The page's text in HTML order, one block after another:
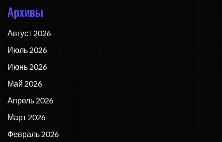
Архивы
Август 2026
Июль 2026
Июнь 2026
Май 2026
Апрель 2026
Март 2026
Февраль 2026